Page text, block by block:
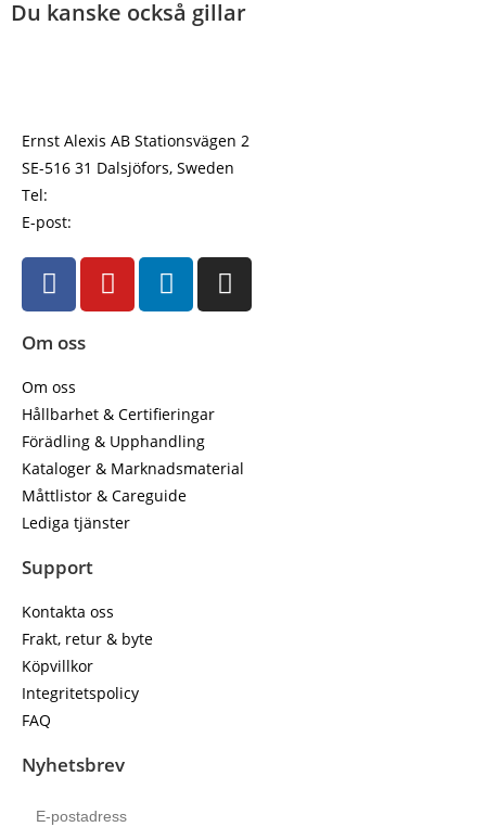
Du kanske också gillar
Ernst Alexis AB Stationsvägen 2
SE-516 31 Dalsjöfors, Sweden
Tel:
E-post:
Om oss
Om oss
Hållbarhet & Certifieringar
Förädling & Upphandling
Kataloger & Marknadsmaterial
Måttlistor & Careguide
Lediga tjänster
Support
Kontakta oss
Frakt, retur & byte
Köpvillkor
Integritetspolicy
FAQ
Nyhetsbrev